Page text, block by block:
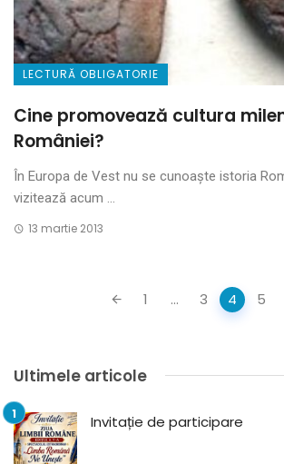
LECTURĂ OBLIGATORIE
Cine promovează cultura
României?
În Europa de Vest nu se cunoaște istoria
vizitează acum ...
13 martie 2013
1 ... 3 4 5
Ultimele articole
Invitație de participare